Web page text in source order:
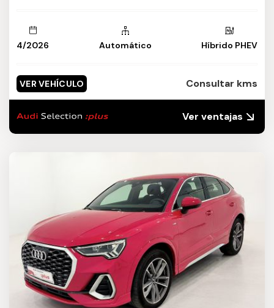
4/2026 Automático Híbrido PHEV
VER VEHÍCULO Consultar kms
Ver ventajas